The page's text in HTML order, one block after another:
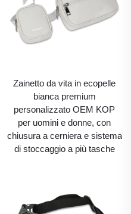
Zainetto da vita in ecopelle
bianca premium
personalizzato OEM KOP
per uomini e donne, con
chiusura a cerniera e sistema
di stoccaggio a più tasche